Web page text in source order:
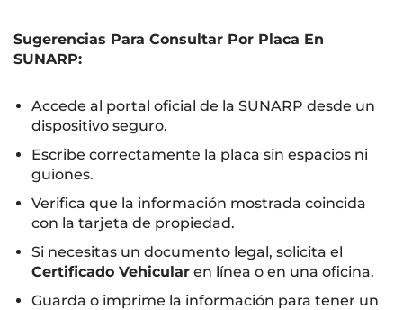
Sugerencias Para Consultar Por Placa En
SUNARP:
Accede al portal oficial de la SUNARP desde un
dispositivo seguro.
Escribe correctamente la placa sin espacios ni
guiones.
Verifica que la información mostrada coincida
con la tarjeta de propiedad.
Si necesitas un documento legal, solicita el
Certificado Vehicular en línea o en una oficina.
Guarda o imprime la información para tener un